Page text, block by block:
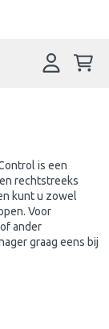
is een
rechtstreeks
kunt u zowel
Voor
ander
graag eens bij